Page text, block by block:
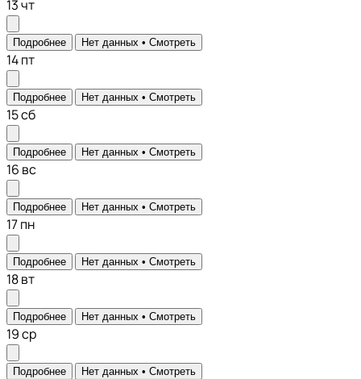
13чт
Подробнее Нет данных • Смотреть
14пт
Подробнее Нет данных • Смотреть
15сб
Подробнее Нет данных • Смотреть
16 вс
Подробнее Нет данных • Смотреть
17пн
Подробнее Нет данных • Смотреть
18вт
Подробнее Нет данных • Смотреть
19ср
Подробнее Нет данных • Смотреть